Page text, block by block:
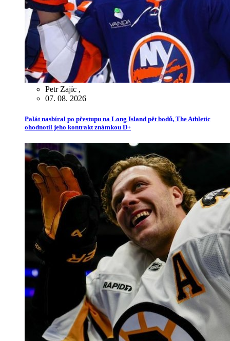
Petr Zajíc ,
07. 08. 2026
Palát nasbíral po přestupu na Long Island pět bodů, The Athletic
ohodnotil jeho kontrakt známkou D+